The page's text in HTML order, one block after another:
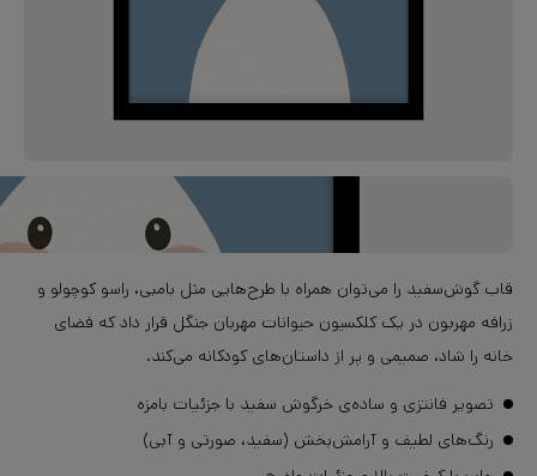
قاب گوش‌سفید را می‌توان همراه با طرح‌هایی مثل بامبی، راسو کوچولو و
زرافه مهربون در یک کلکسیون حیوانات مهربان جنگل قرار داد که فضای
خانه را شاد، صمیمی و پر از داستان‌های کودکانه می‌کند.
تصویر فانتزی و ساده‌ی خرگوش سفید با جزئیات بامزه
رنگ‌های لطیف و آرامش‌بخش (سفید، صورتی و آبی)